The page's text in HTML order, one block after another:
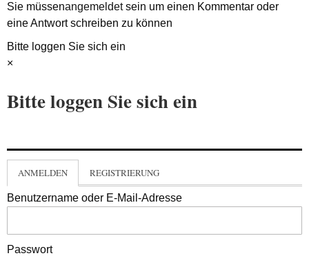
Sie müssenangemeldetsein um einen Kommentar oder
eine Antwort schreiben zu können
Bitte loggen Sie sich ein
×
Bitte loggen Sie sich ein
ANMELDEN REGISTRIERUNG
Benutzername oder E-Mail-Adresse
Passwort